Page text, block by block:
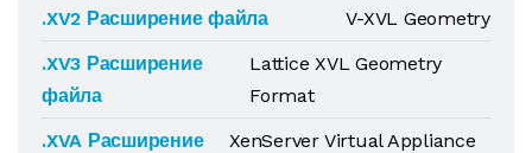
.XV2 Расширение файла
V-XVL Geometry
.XV3 Расширение
файла
Lattice XVL Geometry
Format
.XVA Расширение
XenServer Virtual Appliance